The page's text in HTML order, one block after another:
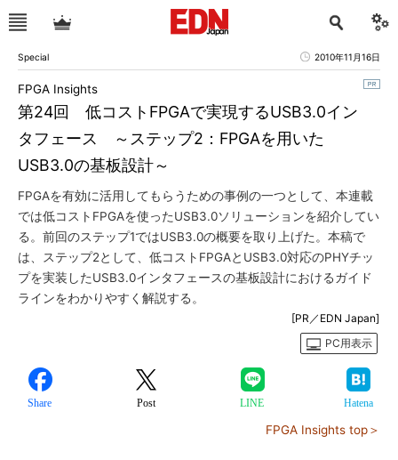
Special 2010年11月16日
第24回 低コストFPGAで実現するUSB3.0イン
タフェース ～ステップ2：FPGAを用いた
USB3.0の基板設計～
FPGA Insights
FPGAを有効に活用してもらうための事例の一つとして、本連載
では低コストFPGAを使ったUSB3.0ソリューションを紹介してい
る。前回のステップ1ではUSB3.0の概要を取り上げた。本稿で
は、ステップ2として、低コストFPGAとUSB3.0対応のPHYチッ
プを実装したUSB3.0インタフェースの基板設計におけるガイド
ラインをわかりやすく解説する。
[PR／EDN Japan]
PC用表示
Share Post LINE Hatena
FPGA Insights top＞